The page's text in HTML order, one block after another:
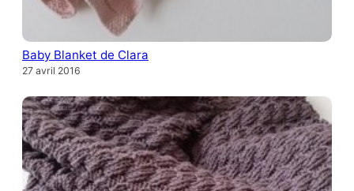
Baby Blanket de Clara
27 avril 2016